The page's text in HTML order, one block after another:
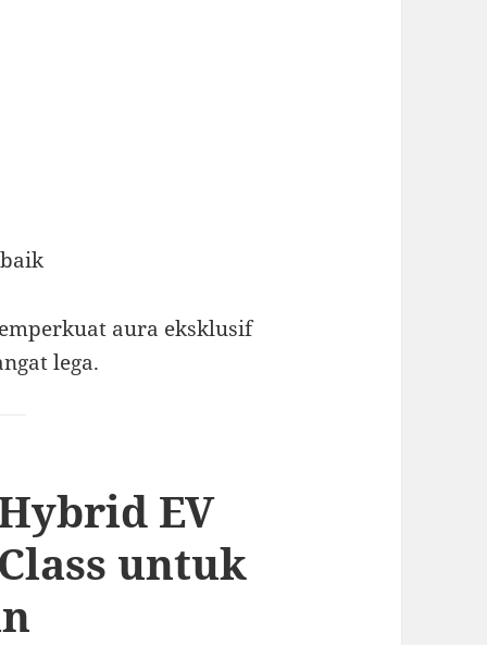
aura eksklusif
lega.
EV
untuk